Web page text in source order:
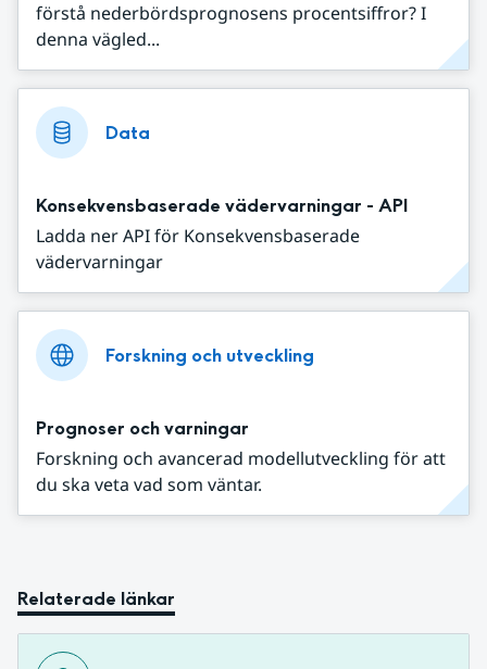
förstå nederbördsprognosens procentsiffror? I
denna vägled...
Data
Konsekvensbaserade vädervarningar - API
Ladda ner API för Konsekvensbaserade
vädervarningar
Forskning och utveckling
Prognoser och varningar
Forskning och avancerad modellutveckling för att
du ska veta vad som väntar.
Relaterade länkar